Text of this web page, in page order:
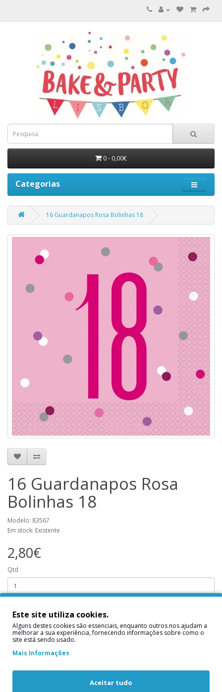
0 - 0,00€
Categorias
16 Guardanapos Rosa Bolinhas 18
16 Guardanapos Rosa
Bolinhas 18
Modelo: 83567
Em stock: Existente
2,80€
Qtd
Adicionar
Descrição
Produtos relacionados
Este site utiliza cookies.
Alguns destes cookies são essenciais, enquanto outros nos ajudam a
melhorar a sua experiência, fornecendo informações sobre como o
site está sendo usado.
Mais Informações
Aceitar tudo